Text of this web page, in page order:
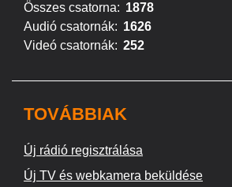
Összes csatorna: 1878
Audió csatornák: 1626
Videó csatornák: 252
TOVÁBBIAK
Új rádió regisztrálása
Új TV és webkamera beküldése